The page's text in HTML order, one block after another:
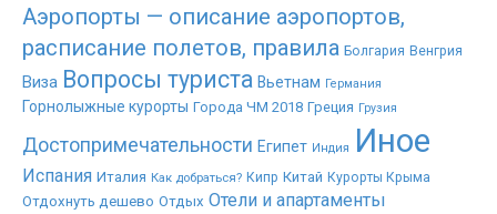
Аэропорты — описание аэропортов,
расписание полетов, правила Болгария Венгрия
Виза Вопросы туриста Вьетнам Германия
Горнолыжные курорты Города ЧМ 2018 Греция Грузия
Достопримечательности Египет Индия Иное
Испания Италия Как добраться? Кипр Китай Курорты Крыма
Отдохнуть дешево Отдых Отели и апартаменты